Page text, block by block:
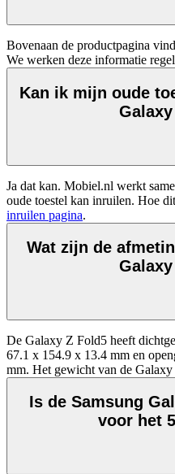
Bovenaan de productpagina
We werken deze informatie
Kan ik mijn oude
Ja dat kan. Mobiel.nl werkt
oude toestel kan inruilen. Hoe
inruilen pagina.
Wat zijn de
De Galaxy Z Fold5 heeft
67.1 x 154.9 x 13.4 mm en
mm. Het gewicht van de
Is de Samsung
voor het